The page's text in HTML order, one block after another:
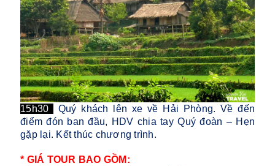
15h30
Quý khách lên xe về Hải Phòng. Về đến
điểm đón ban đầu, HDV chia tay Quý đoàn – Hẹn
gặp lại. Kết thúc chương trình.
* GIÁ TOUR BAO GỒM: